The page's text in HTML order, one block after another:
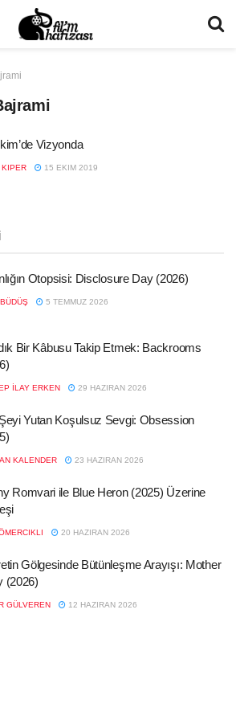
Vizyonda
KIPER 15 EKIM 2019
Otopsisi: Disclosure Day (2026)
5 TEMMUZ 2026
Bir Kâbusu Takip Etmek: Backrooms
İLAY ERKEN 29 HAZIRAN 2026
Yutan Koşulsuz Sevgi: Obsession
KALENDER 23 HAZIRAN 2026
Romvari ile Blue Heron (2025) Üzerine
20 HAZIRAN 2026
Gölgesinde Bütünleşme Arayışı: Mother
(2026)
GÜLVEREN 12 HAZIRAN 2026